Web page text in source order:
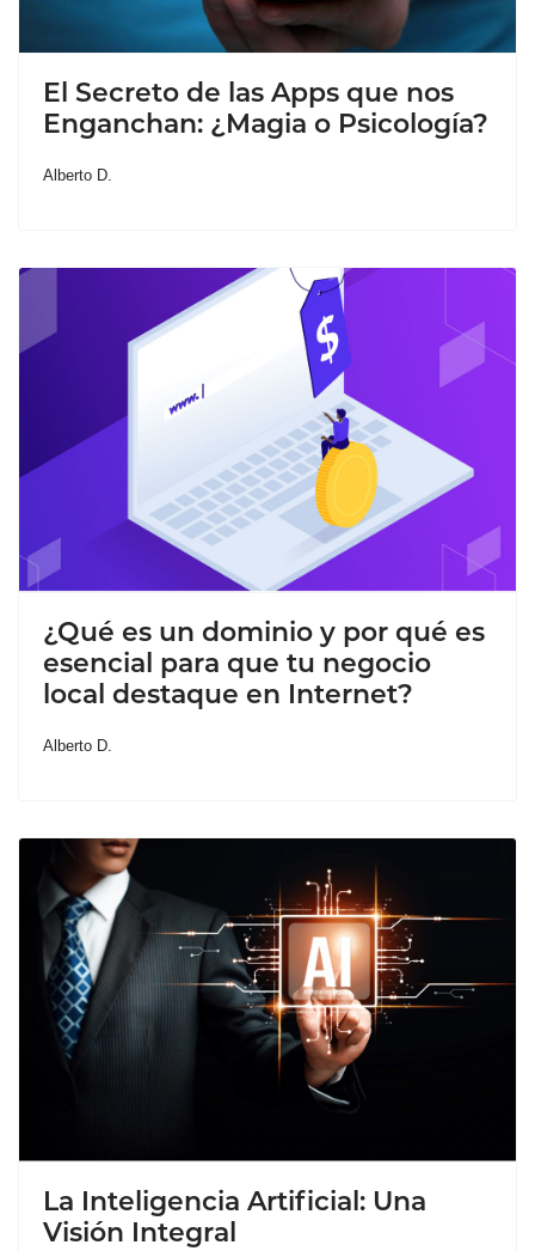
El Secreto de las Apps que nos
Enganchan: ¿Magia o Psicología?
Alberto D.
¿Qué es un dominio y por qué es
esencial para que tu negocio
local destaque en Internet?
Alberto D.
La Inteligencia Artificial: Una
Visión Integral